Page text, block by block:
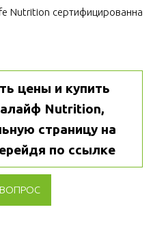
Nutrition сертифицированна
цены и купить
Nutrition,
по ссылке